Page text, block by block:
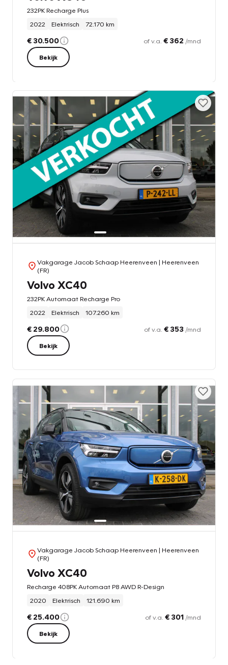
232PK Recharge Plus
2022
Elektrisch 72.170 km
€ 30.500 of v.a. € 362 /mnd
Bekijk
Vakgarage Jacob Schaap Heerenveen | Heerenveen
(FR)
Volvo XC40
232PK Automaat Recharge Pro
2022
Elektrisch 107.260 km
€ 29.800 of v.a. € 353 /mnd
Bekijk
Vakgarage Jacob Schaap Heerenveen | Heerenveen
(FR)
Volvo XC40
Recharge 408PK Automaat P8 AWD R-Design
2020
Elektrisch 121.690 km
€ 25.400 of v.a. € 301 /mnd
Bekijk